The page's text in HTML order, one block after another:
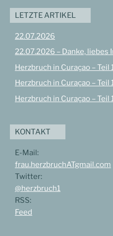
LETZTE ARTIKEL
22.07.2026
22.07.2026 – Danke, liebes
Herzbruch in Curaçao – Teil
Herzbruch in Curaçao – Teil
Herzbruch in Curaçao – Teil
KONTAKT
E-Mail:
frau.herzbruchATgmail.com
Twitter:
@herzbruch1
RSS:
Feed